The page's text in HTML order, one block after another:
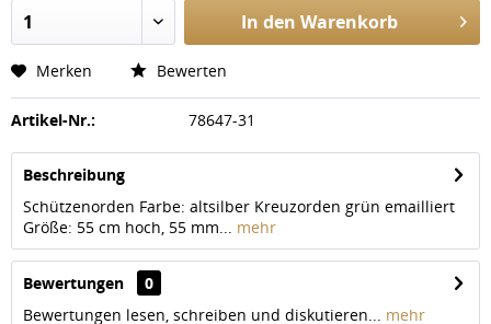
In den Warenkorb
Merken Bewerten
Artikel-Nr.: 78647-31
Beschreibung
Schützenorden Farbe: altsilber Kreuzorden grün emailliert
Größe: 55 cm hoch, 55 mm... mehr
Bewertungen
0
Bewertungen lesen, schreiben und diskutieren... mehr